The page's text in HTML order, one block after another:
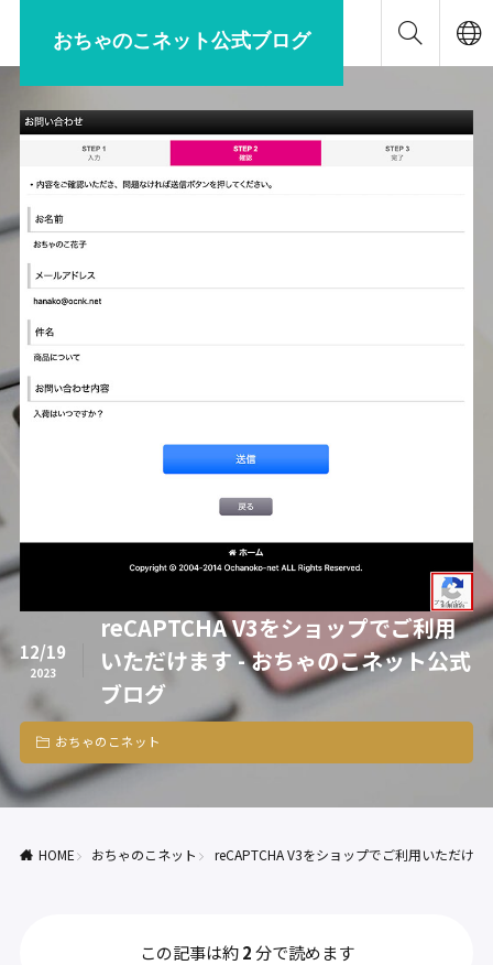
おちゃのこネット公式ブログ
12/19
2023
reCAPTCHA V3をショップでご利用
いただけます - おちゃのこネット公式
ブログ
おちゃのこネット
HOME おちゃのこネット reCAPTCHA V3をショップでご利用いただけ
この記事は約2分で読めます